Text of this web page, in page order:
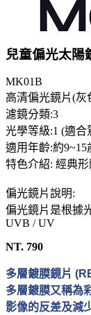
兒童偏光太陽
MK01B
高清偏光鏡片(灰
濾鏡分類:3
光學等級:1 (適
適用年齡:約9~15
特色介紹: 經典
偏光鏡片說明:
偏光鏡片是根據
UVB / UV
NT. 790
多層鍍膜鏡片
多層鍍膜又稱為
影像的反差及減